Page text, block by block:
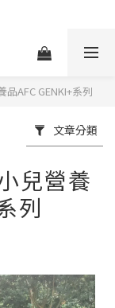
AFC GENKI+系列
文章分類
兒營養
列